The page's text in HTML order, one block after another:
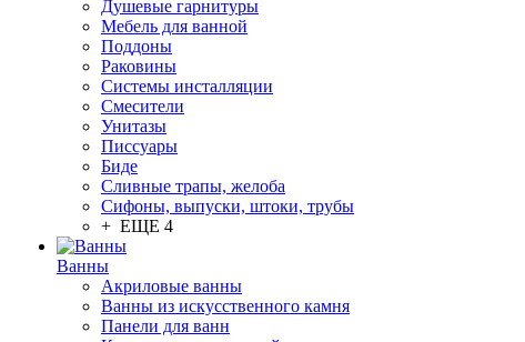
Душевые гарнитуры
Мебель для ванной
Поддоны
Раковины
Системы инсталляции
Смесители
Унитазы
Писсуары
Биде
Сливные трапы, желоба
Сифоны, выпуски, штоки, трубы
+ ЕЩЕ 4
Ванны
Акриловые ванны
Ванны из искусственного камня
Панели для ванн